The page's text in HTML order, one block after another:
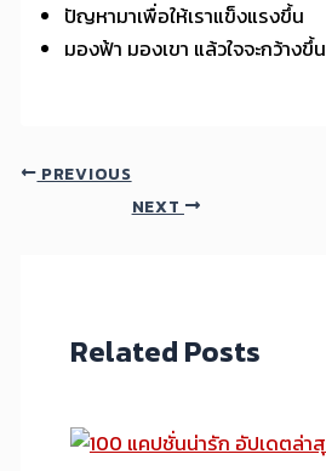
ปัญหามาเพื่อให้เราแข็งแรงขึ้น
มองฟ้า มองเขา แล้วใจจะกว้างขึ้น
PREVIOUS
NEXT
Related Posts